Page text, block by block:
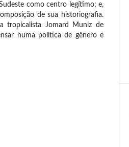
como centro legítimo; e,
de sua historiografia.
tropicalista Jomard Muniz de
numa política de gênero e